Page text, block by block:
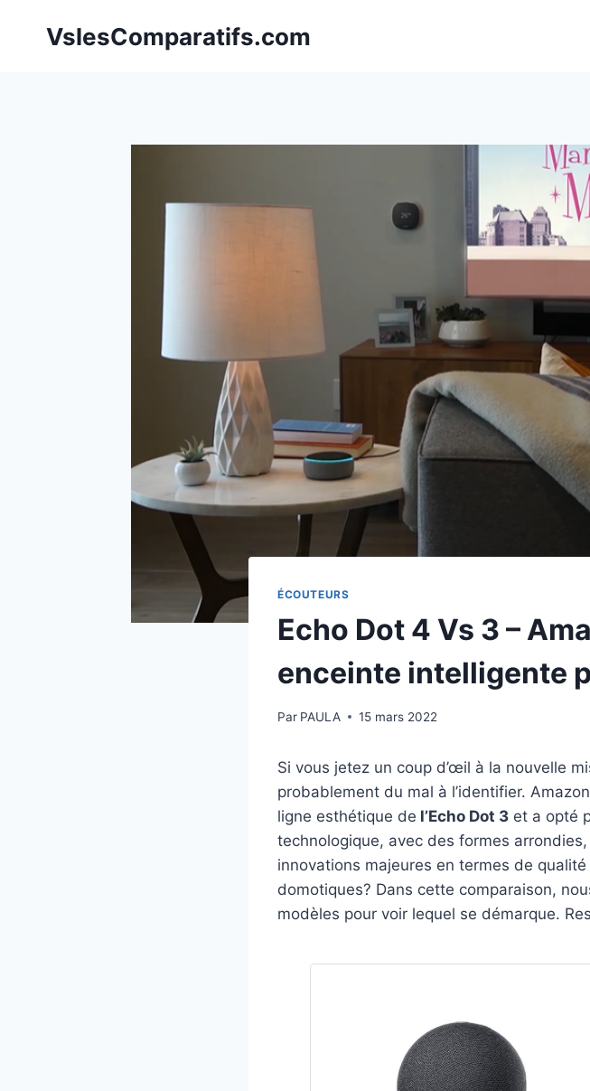
VslesComparatifs.com
ÉCOUTEURS
Echo Dot 4 Vs 3 –
enceinte intelligente
Par PAULA 15 mars 2022
Si vous jetez un coup d’œil à la nouvelle
probablement du mal à l’identifier.
ligne esthétique de l’Echo Dot 3 et a opté
technologique, avec des formes
innovations majeures en termes de
domotiques? Dans cette comparaison,
modèles pour voir lequel se démarque.